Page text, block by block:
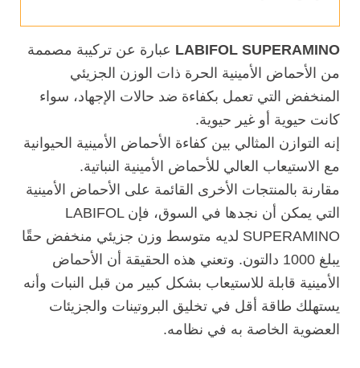
LABIFOL SUPERAMINO عبارة عن تركيبة مصممة
من الأحماض الأمينية الحرة ذات الوزن الجزيئي
المنخفض التي تعمل بكفاءة ضد حالات الإجهاد، سواء
كانت حيوية أو غير حيوية.
إنه التوازن المثالي بين كفاءة الأحماض الأمينية الحيوانية
مع الاستيعاب العالي للأحماض الأمينية النباتية.
مقارنة بالمنتجات الأخرى القائمة على الأحماض الأمينية
التي يمكن أن نجدها في السوق، فإن LABIFOL
SUPERAMINO لديه متوسط وزن جزيئي منخفض حقًا
يبلغ 1000 دالتون. وتعني هذه الحقيقة أن الأحماض
الأمينية قابلة للاستيعاب بشكل كبير من قبل النبات وأنه
يستهلك طاقة أقل في تخليق البروتينات والجزيئات
العضوية الخاصة به في نظامه.